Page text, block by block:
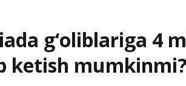
g‘oliblariga 4
ketish mumkinmi?